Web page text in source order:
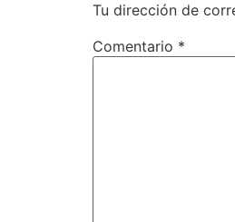
Tu dirección de
Comentario *